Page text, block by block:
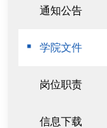
通知公告
学院文件
岗位职责
信息下载